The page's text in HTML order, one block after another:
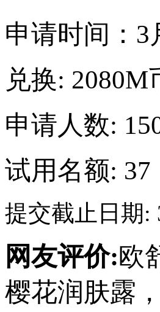
申请时间：3
兑换: 2080M
申请人数:
试用名额: 37
提交截止日期:
网友评价:欧
樱花润肤露